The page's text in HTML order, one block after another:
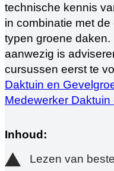
technische kennis
in combinatie met
typen groene
aanwezig is
cursussen eerst te
Daktuin en
Medewerker
Inhoud:
Lezen van